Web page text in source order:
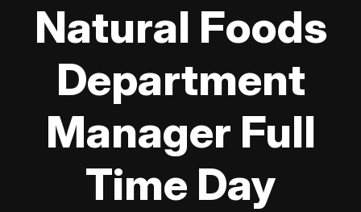
Natural Foods
Department
Manager Full
Time Day